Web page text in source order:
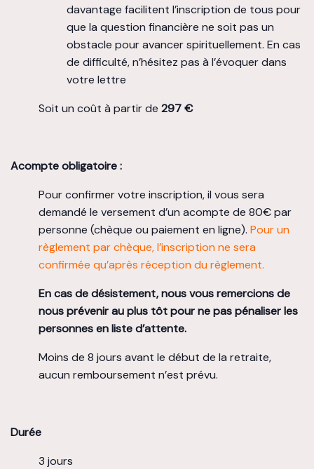
davantage facilitent l’inscription de tous pour
que la question financière ne soit pas un
obstacle pour avancer spirituellement. En cas
de difficulté, n’hésitez pas à l’évoquer dans
votre lettre
Soit un coût à partir de 297 €
Acompte obligatoire :
Pour confirmer votre inscription, il vous sera
demandé le versement d’un acompte de 80€ par
personne (chèque ou paiement en ligne). Pour un
règlement par chèque, l’inscription ne sera
confirmée qu’après réception du règlement.
En cas de désistement, nous vous remercions de
nous prévenir au plus tôt pour ne pas pénaliser les
personnes en liste d’attente.
Moins de 8 jours avant le début de la retraite,
aucun remboursement n’est prévu.
Durée
3 jours